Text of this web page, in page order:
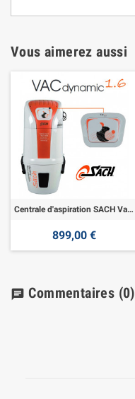
Vous aimerez aussi
Centrale d'aspiration SACH Vac Dynamic 1.6
899,00 €
chat Commentaires (0)